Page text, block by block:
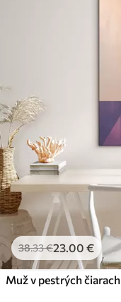
38.33€23.00 €
Muž v pestrých čiarach